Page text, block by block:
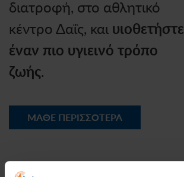
διατροφή, στο αθλητικό
κέντρο Δαΐς, και υιοθετήστε
έναν πιο υγιεινό τρόπο
ζωής.
ΜΑΘΕ ΠΕΡΙΣΣΟΤΕΡΑ